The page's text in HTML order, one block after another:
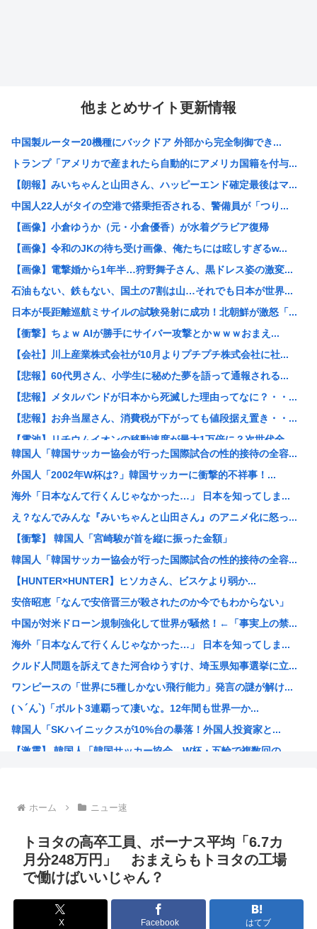
他まとめサイト更新情報
中国製ルーター20機種にバックドア 外部から完全制御でき...
トランプ「アメリカで産まれたら自動的にアメリカ国籍を付与...
【朗報】みいちゃんと山田さん、ハッピーエンド確定最後はマ...
中国人22人がタイの空港で搭乗拒否される、警備員が「つり...
【画像】小倉ゆうか（元・小倉優香）が水着グラビア復帰
【画像】令和のJKの待ち受け画像、俺たちには眩しすぎるw...
【画像】電撃婚から1年半…狩野舞子さん、黒ドレス姿の激変...
石油もない、鉄もない、国土の7割は山…それでも日本が世界...
日本が長距離巡航ミサイルの試験発射に成功！北朝鮮が激怒「...
【衝撃】ちょｗ AIが勝手にサイバー攻撃とかｗｗｗおまえ...
【会社】川上産業株式会社が10月よりプチプチ株式会社に社...
【悲報】60代男さん、小学生に秘めた夢を語って通報される...
【悲報】メタルバンドが日本から死滅した理由ってなに？・・...
【悲報】お弁当屋さん、消費税が下がっても値段据え置き・・...
【電池】リチウムイオンの移動速度が最大1万倍に？次世代全...
【悲報】ワイ「子供2人目欲しいんやが、、、」ヨッメ「金は...
【悲報】元ジャンポケ・斉藤慎二被告は“無罪を立証”できる...
【朗報】みいちゃんと山田さん、ハッピーエンド確定、最後は...
【悲報】アニメ「ヤニねこ」BPOに通報され審議入りへ
【激怒】有吉弘行、「テレビ見ないんですよ」に団子屋を引き...
【画像】脱いだ瞬間ドスケベになるボーイッシュ女子、見つか...
バンダイナムコ、トイホビー事業が1Q過去最高益「ガンプラ...
一人飲み好きな人、集まれ！
男性のプライドが高いと感じた瞬間
「品切れ前に購入すると満足感」大量注文キャンセルで集英社...
【悲報】友達とロイヤルホストに行った息子、絶望www
【画像】チー牛さん、とんでもない恵体の白人美女と結婚して...
【衝撃】きゃりーぱみゅぱみゅ 本名をさらりと告白
アメリカ・ミシガン州の民主党予備選挙 イスラム教徒の“急...
韓国人「韓国サッカー協会が行った国際試合の性的接待の全容...
外国人「2002年W杯は?」韓国サッカーに衝撃的不祥事！...
海外「日本なんて行くんじゃなかった…」 日本を知ってしま...
え？なんでみんな『みいちゃんと山田さん』のアニメ化に怒っ...
【衝撃】 韓国人「宮崎駿が首を縦に振った金額」
韓国人「韓国サッカー協会が行った国際試合の性的接待の全容...
【HUNTER×HUNTER】ヒソカさん、ビスケより弱か...
安倍昭恵「なんで安倍晋三が殺されたのか今でもわからない」
中国が対米ドローン規制強化して世界が騒然！←「事実上の禁...
海外「日本なんて行くんじゃなかった…」 日本を知ってしま...
クルド人問題を訴えてきた河合ゆうすけ、埼玉県知事選挙に立...
ワンピースの「世界に5種しかない飛行能力」発言の謎が解け...
(ヽ´ん`)「ボルト3連覇って凄いな。12年間も世界一か...
韓国人「SKハイニックスが10%台の暴落！外国人投資家と...
【激震】 韓国人「韓国サッカー協会、W杯・五輪で複数回の...
「週刊少年ジャンプ」 発行部数が初の100万部割れ
Zガンダムで一番人気のないMSがパラスアテネという風潮
緊縮財政論者として知られる大物財務官僚、高市早苗の逆鱗に...
海外「日本にはこんな特殊な標識があるんだけど皆は見たこと...
自民党「日本人56す56す56す56す56すコロスコロス...
熊本地震避難所で高市早苗の態度が非常に良いと話題
ホーム ニュー速
トヨタの高卒工員、ボーナス平均「6.7カ
月分248万円」 おまえらもトヨタの工場
で働けばいいじゃん？
X Facebook はてブ